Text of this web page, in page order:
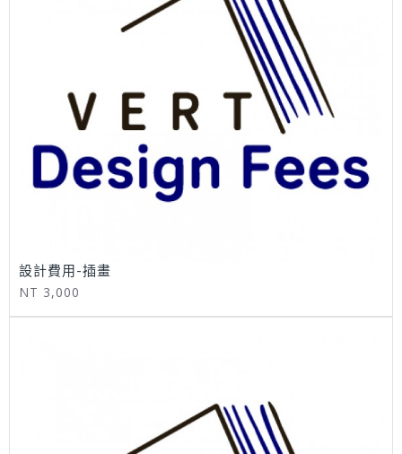
設計費用-插畫
NT 3,000